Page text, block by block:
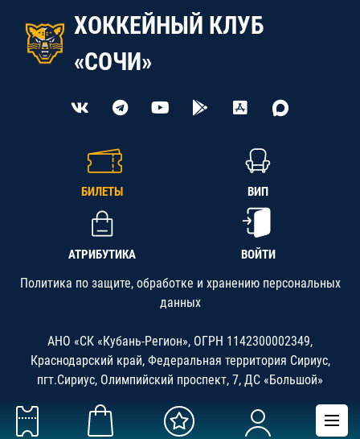
ХОККЕЙНЫЙ КЛУБ
«СОЧИ»
БИЛЕТЫ ВИП
АТРИБУТИКА ВОЙТИ
Политика по защите, обработке и хранению персональных
данных
АНО «СК «Кубань-Регион», ОГРН 1142300002349,
Краснодарский край, Федеральная территория Сириус,
пгт.Сириус, Олимпийский проспект, 7, ДС «Большой»